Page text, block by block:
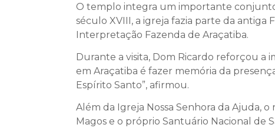
O templo integra um importante
século XVIII, a igreja fazia parte da
Interpretação Fazenda de Araçatiba.
Durante a visita, Dom Ricardo reforçou a
em Araçatiba é fazer memória da
Espírito Santo”, afirmou.
Além da Igreja Nossa Senhora da Ajuda,
Magos e o próprio Santuário Nacional de